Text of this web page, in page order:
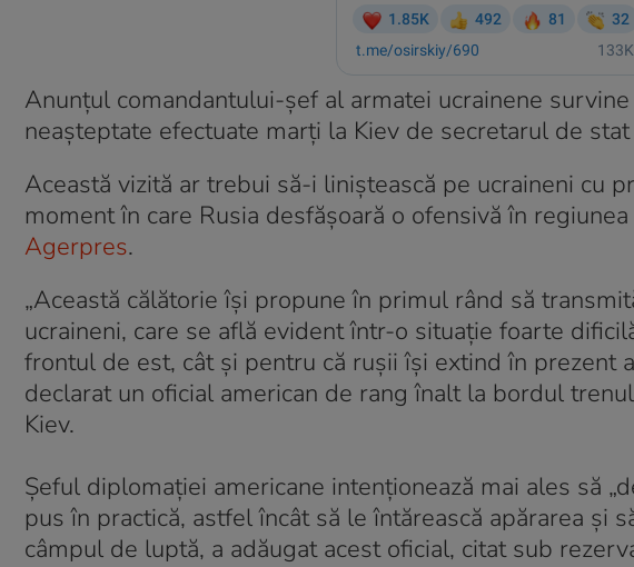
Anunțul comandantului-șef al armatei ucrainene
neașteptate efectuate marți la Kiev de secretarul de
Această vizită ar trebui să-i liniştească pe ucraineni cu
moment în care Rusia desfăşoară o ofensivă în
Agerpres.
„Această călătorie îşi propune în primul rând să
ucraineni, care se află evident într-o situaţie foarte
frontul de est, cât şi pentru că ruşii îşi extind în prezent
declarat un oficial american de rang înalt la bordul
Kiev.
Șeful diplomației americane intenţionează mai ales să
pus în practică, astfel încât să le întărească apărarea şi
câmpul de luptă, a adăugat acest oficial, citat sub